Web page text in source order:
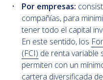
Por empresas:
compañías, para
tener todo el capital
En este sentido, los
(FCI) de renta variable
permiten con un
cartera diversificada de